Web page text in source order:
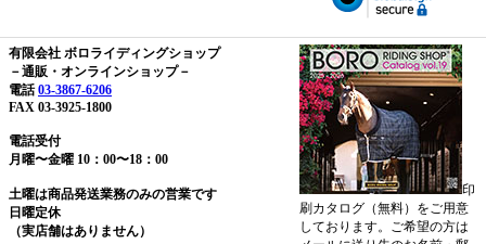
有限会社 ボロライディングショップ
－通販・オンラインショップ－
電話03-3867-6206
FAX 03-3925-1800
電話受付
月曜〜金曜 10：00〜18：00
土曜は商品発送業務のみの営業です
日曜定休
（実店舗はありません）
印
刷カタログ（無料）をご用意
しております。ご希望の方は